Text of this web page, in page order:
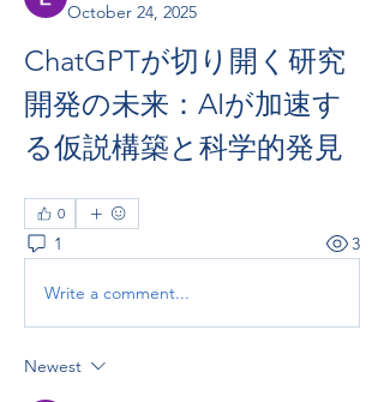
October 24, 2025
ChatGPTが切り開く研究
開発の未来：AIが加速す
る仮説構築と科学的発見
0
1 3
Write a comment...
Newest